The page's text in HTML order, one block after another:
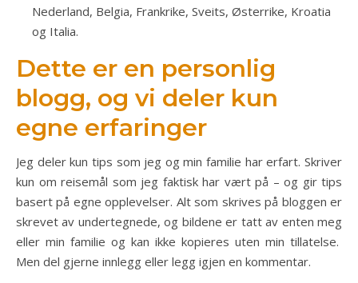
Nederland, Belgia, Frankrike, Sveits, Østerrike, Kroatia
og Italia.
Dette er en personlig
blogg, og vi deler kun
egne erfaringer
Jeg deler kun tips som jeg og min familie har erfart. Skriver
kun om reisemål som jeg faktisk har vært på – og gir tips
basert på egne opplevelser. Alt som skrives på bloggen er
skrevet av undertegnede, og bildene er tatt av enten meg
eller min familie og kan ikke kopieres uten min tillatelse.
Men del gjerne innlegg eller legg igjen en kommentar.